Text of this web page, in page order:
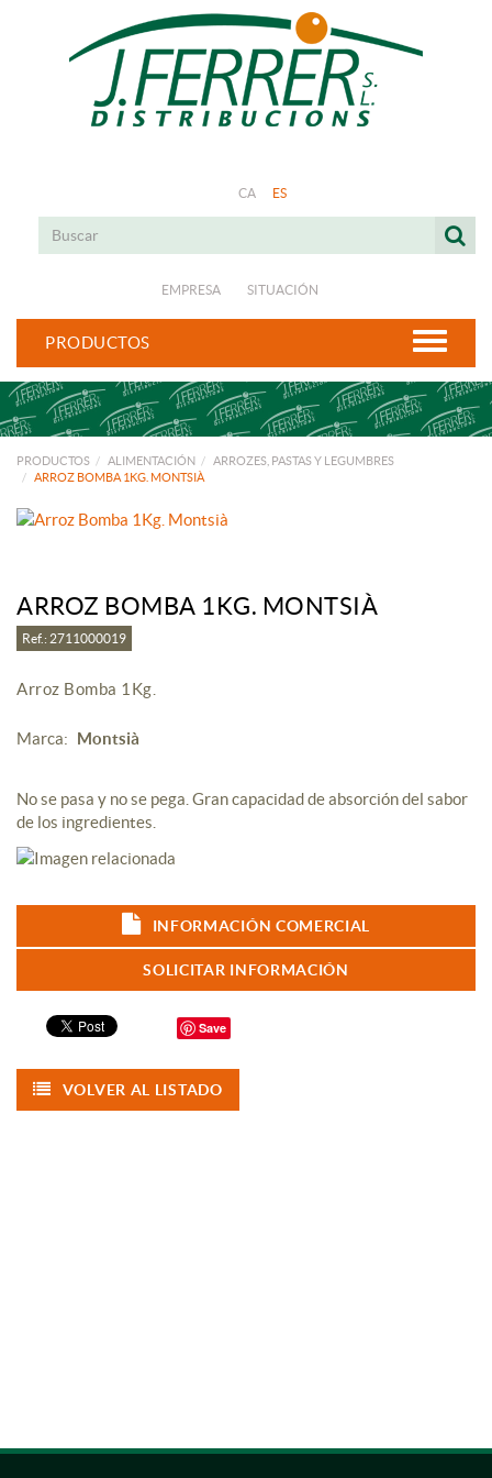
CA ES
EMPRESA SITUACIÓN
PRODUCTOS
PRODUCTOS ALIMENTACIÓN
ARROZES, PASTAS Y LEGUMBRES
ARROZ BOMBA 1KG. MONTSIÀ
ARROZ BOMBA 1KG. MONTSIÀ
Ref.: 2711000019
Arroz Bomba 1Kg.
Marca: Montsià
No se pasa y no se pega. Gran capacidad de absorción del sabor
de los ingredientes.
INFORMACIÓN COMERCIAL
SOLICITAR INFORMACIÓN
Save
VOLVER AL LISTADO